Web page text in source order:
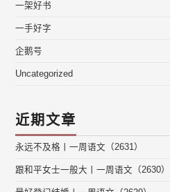
一架好书
一手好字
企鹅号
Uncategorized
近期文章
永远不及格丨一周语文（2631）
跟和平女士一般大丨一周语文（2630）